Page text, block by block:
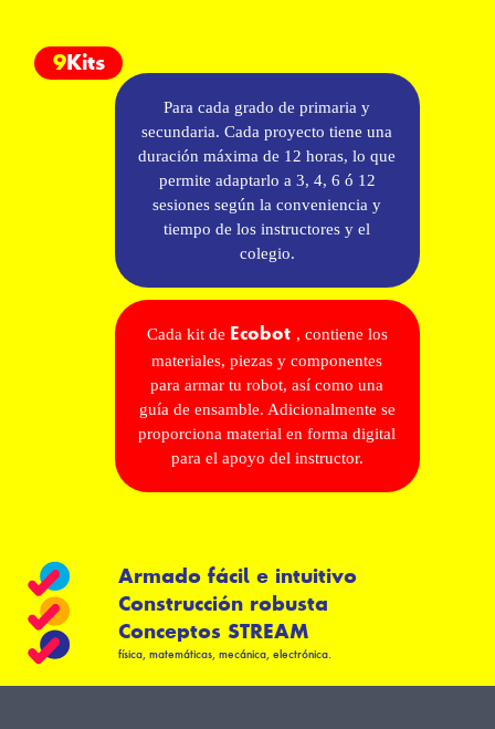
9Kits
Para cada grado de primaria y
secundaria. Cada proyecto tiene una
duración máxima de 12 horas, lo que
permite adaptarlo a 3, 4, 6 ó 12
sesiones según la conveniencia y
tiempo de los instructores y el
colegio.
Cada kit de Ecobot , contiene los
materiales, piezas y componentes
para armar tu robot, así como una
guía de ensamble. Adicionalmente se
proporciona material en forma digital
para el apoyo del instructor.
Armado fácil e intuitivo
Construcción robusta
Conceptos STREAM
física, matemáticas, mecánica, electrónica.